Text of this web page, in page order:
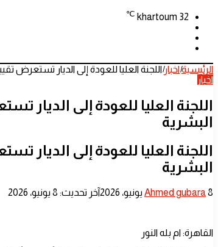
khartoum 32
℃
الرئيسية|اخبار|اللجنة العليا للعودة إلى الديار تستعرض
اخبار
اللجنة العليا للعودة إلى الديار
البشرية
اللجنة العليا للعودة إلى الديار
البشرية
Ahmed gubara
أرسل8 يونيو، 2026 آخر تحديث: 8 يونيو، 2026
القاهرة: ام بله النور